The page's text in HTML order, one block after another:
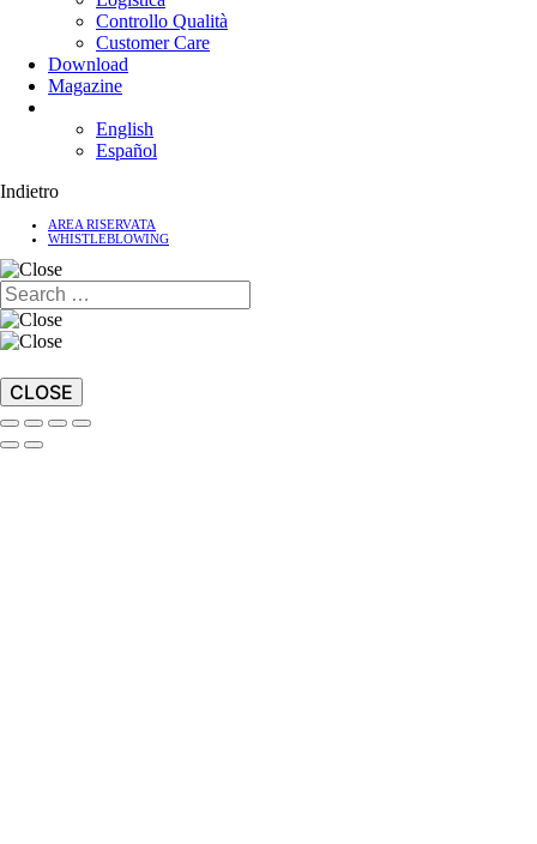
Controllo Qualità
Customer Care
Download
Magazine
English
Español
Indietro
AREA RISERVATA
WHISTLEBLOWING
CLOSE